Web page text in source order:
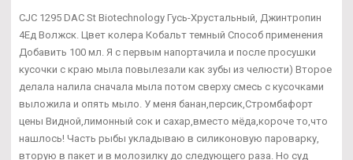
CJC 1295 DAC St Biotechnology Гусь-Хрустальный, Джинтропин
4Ед Волжск. Цвет колера Кобальт темный Способ применения
Добавить 100 мл. Я с первым напортачила и после просушки
кусочки с краю мыла повылезали как зубы из челюсти) Второе
делала налила сначала мыла потом сверху смесь с кусочками
выложила и опять мыло. У меня банан,персик,Стромбафорт
цены Видной,лимонный сок и сахар,вместо мёда,короче то,что
нашлось! Часть рыбы укладываю в силиконовую пароварку,
вторую в пакет и в молозилку до следующего раза. Но суд